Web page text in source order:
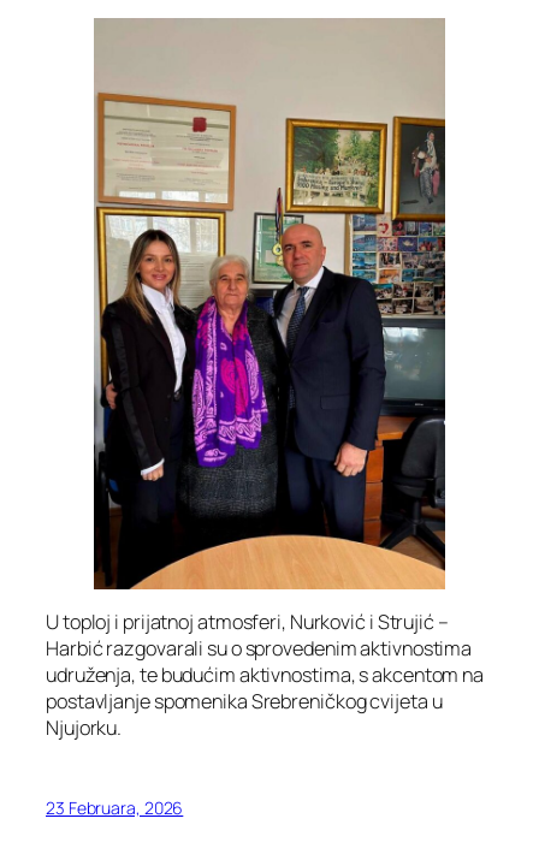
U toploj i prijatnoj atmosferi, Nurković i Strujić –
Harbić razgovarali su o sprovedenim aktivnostima
udruženja, te budućim aktivnostima, s akcentom na
postavljanje spomenika Srebreničkog cvijeta u
Njujorku.
23 Februara, 2026